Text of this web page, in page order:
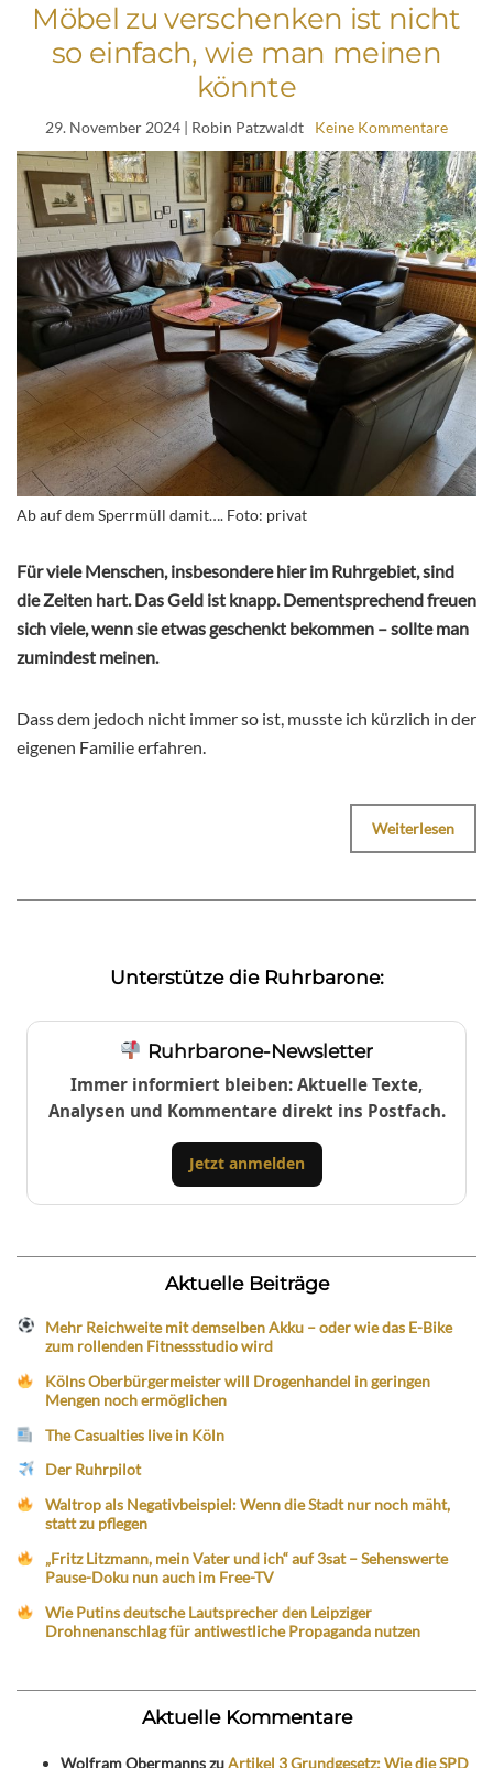
Möbel zu verschenken ist nicht
so einfach, wie man meinen
könnte
29. November 2024 | Robin Patzwaldt Keine Kommentare
Ab auf dem Sperrmüll damit…. Foto: privat
Für viele Menschen, insbesondere hier im Ruhrgebiet, sind
die Zeiten hart. Das Geld ist knapp. Dementsprechend freuen
sich viele, wenn sie etwas geschenkt bekommen – sollte man
zumindest meinen.
Dass dem jedoch nicht immer so ist, musste ich kürzlich in der
eigenen Familie erfahren.
Weiterlesen
Unterstütze die Ruhrbarone:
Ruhrbarone-Newsletter
Immer informiert bleiben: Aktuelle Texte,
Analysen und Kommentare direkt ins Postfach.
Jetzt anmelden
Aktuelle Beiträge
Mehr Reichweite mit demselben Akku – oder wie das E-Bike
zum rollenden Fitnessstudio wird
Kölns Oberbürgermeister will Drogenhandel in geringen
Mengen noch ermöglichen
The Casualties live in Köln
Der Ruhrpilot
Waltrop als Negativbeispiel: Wenn die Stadt nur noch mäht,
statt zu pflegen
„Fritz Litzmann, mein Vater und ich“ auf 3sat – Sehenswerte
Pause-Doku nun auch im Free-TV
Wie Putins deutsche Lautsprecher den Leipziger
Drohnenanschlag für antiwestliche Propaganda nutzen
Aktuelle Kommentare
Wolfram ObermannszuArtikel 3 Grundgesetz: Wie die SPD